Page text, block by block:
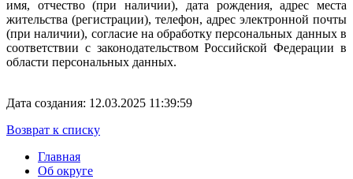
имя, отчество (при наличии), дата рождения, адрес места
жительства (регистрации), телефон, адрес электронной почты
(при наличии), согласие на обработку персональных данных в
соответствии с законодательством Российской Федерации в
области персональных данных.
Дата создания: 12.03.2025 11:39:59
Возврат к списку
Главная
Об округе